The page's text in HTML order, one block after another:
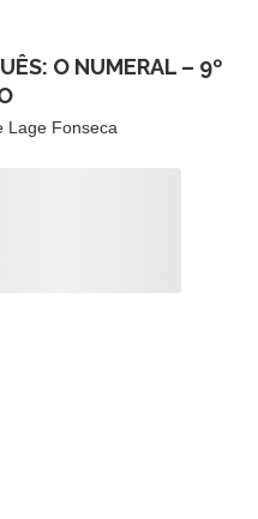
O NUMERAL – 9º
Lage Fonseca